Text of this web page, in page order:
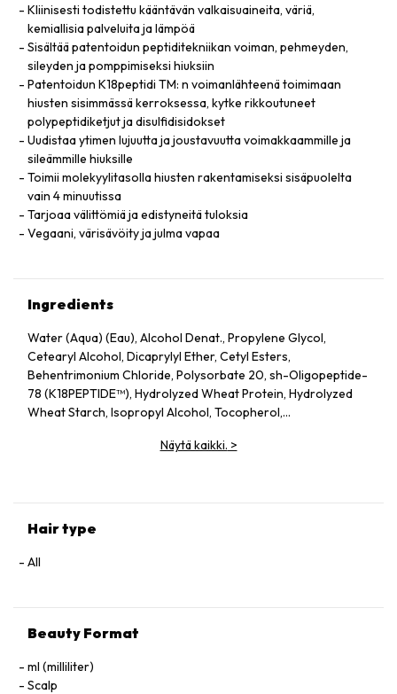
Kliinisesti todistettu kääntävän valkaisuaineita, väriä,
kemiallisia palveluita ja lämpöä
Sisältää patentoidun peptiditekniikan voiman, pehmeyden,
sileyden ja pomppimiseksi hiuksiin
Patentoidun K18peptidi TM: n voimanlähteenä toimimaan
hiusten sisimmässä kerroksessa, kytke rikkoutuneet
polypeptidiketjut ja disulfidisidokset
Uudistaa ytimen lujuutta ja joustavuutta voimakkaammille ja
sileämmille hiuksille
Toimii molekyylitasolla hiusten rakentamiseksi sisäpuolelta
vain 4 minuutissa
Tarjoaa välittömiä ja edistyneitä tuloksia
Vegaani, värisävöity ja julma vapaa
Ingredients
Water (Aqua) (Eau), Alcohol Denat., Propylene Glycol,
Cetearyl Alcohol, Dicaprylyl Ether, Cetyl Esters,
Behentrimonium Chloride, Polysorbate 20, sh-Oligopeptide-
78 (K18PEPTIDE™), Hydrolyzed Wheat Protein, Hydrolyzed
Wheat Starch, Isopropyl Alcohol, Tocopherol,
(Parfum), Geraniol, Linalool, Hexyl Cinnamal, Benzyl Alcohol.
Näytä kaikki. >
Hair type
All
Beauty Format
ml (milliliter)
Scalp